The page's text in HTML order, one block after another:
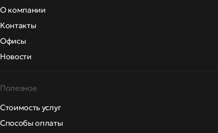
О компании
Контакты
Офисы
Новости
Полезное
Стоимость услуг
Способы оплаты